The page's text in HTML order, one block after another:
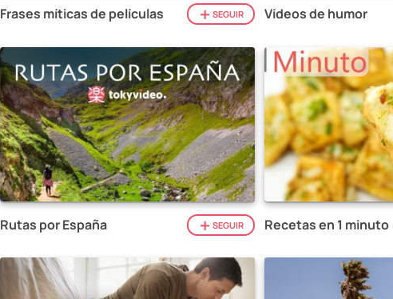
Frases míticas de películas SEGUIR Vídeos de humor
Rutas por España SEGUIR Recetas en 1 minuto